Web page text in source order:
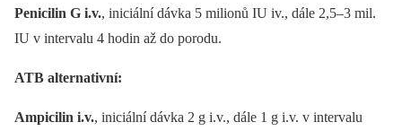
Penicilin G i.v., iniciální dávka 5 milionů IU iv., dále 2,5–3 mil.
IU v intervalu 4 hodin až do porodu.
ATB alternativní:
Ampicilin i.v., iniciální dávka 2 g i.v., dále 1 g i.v. v intervalu